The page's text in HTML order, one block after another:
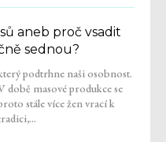
aneb proč vsadit
sednou?